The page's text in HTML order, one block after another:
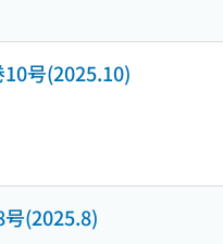
号(2025.10)
(2025.8)